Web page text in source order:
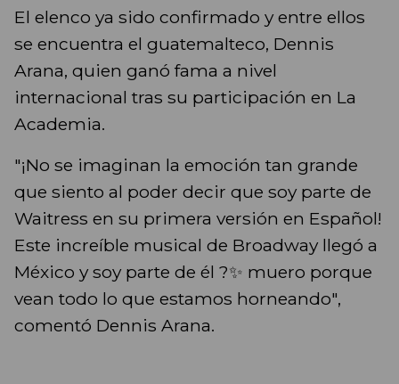
El elenco ya sido confirmado y entre ellos
se encuentra el guatemalteco, Dennis
Arana, quien ganó fama a nivel
internacional tras su participación en La
Academia.
"¡No se imaginan la emoción tan grande
que siento al poder decir que soy parte de
Waitress en su primera versión en Español!
Este increíble musical de Broadway llegó a
México y soy parte de él ?✨ muero porque
vean todo lo que estamos horneando",
comentó Dennis Arana.